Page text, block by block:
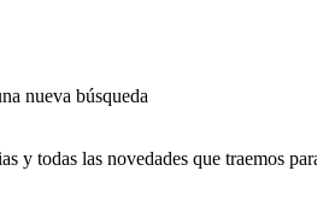
nueva búsqueda
y todas las novedades que traemos